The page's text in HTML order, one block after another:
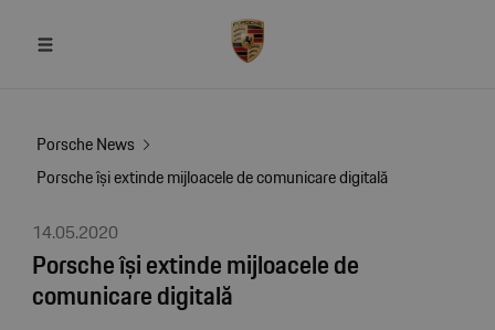
Porsche News
Porsche își extinde mijloacele de comunicare digitală
14.05.2020
Porsche își extinde mijloacele de
comunicare digitală